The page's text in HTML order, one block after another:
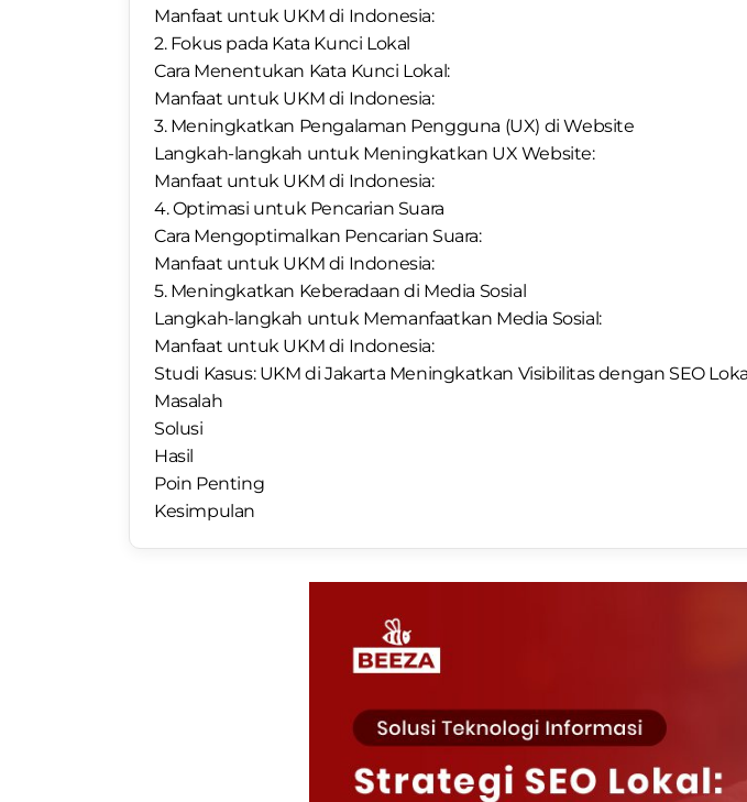
Manfaat untuk UKM di Indonesia:
2. Fokus pada Kata Kunci Lokal
Cara Menentukan Kata Kunci Lokal:
Manfaat untuk UKM di Indonesia:
3. Meningkatkan Pengalaman Pengguna (UX) di Website
Langkah-langkah untuk Meningkatkan UX Website:
Manfaat untuk UKM di Indonesia:
4. Optimasi untuk Pencarian Suara
Cara Mengoptimalkan Pencarian Suara:
Manfaat untuk UKM di Indonesia:
5. Meningkatkan Keberadaan di Media Sosial
Langkah-langkah untuk Memanfaatkan Media Sosial:
Manfaat untuk UKM di Indonesia:
Studi Kasus: UKM di Jakarta Meningkatkan Visibilitas dengan SEO
Masalah
Solusi
Hasil
Poin Penting
Kesimpulan